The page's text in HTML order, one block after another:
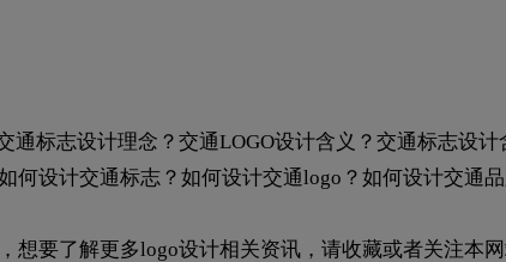
通标志设计理念？交通LOGO设计含义？交通标志设
何设计交通标志？如何设计交通logo？如何设计交通品
想要了解更多logo设计相关资讯，请收藏或者关注本